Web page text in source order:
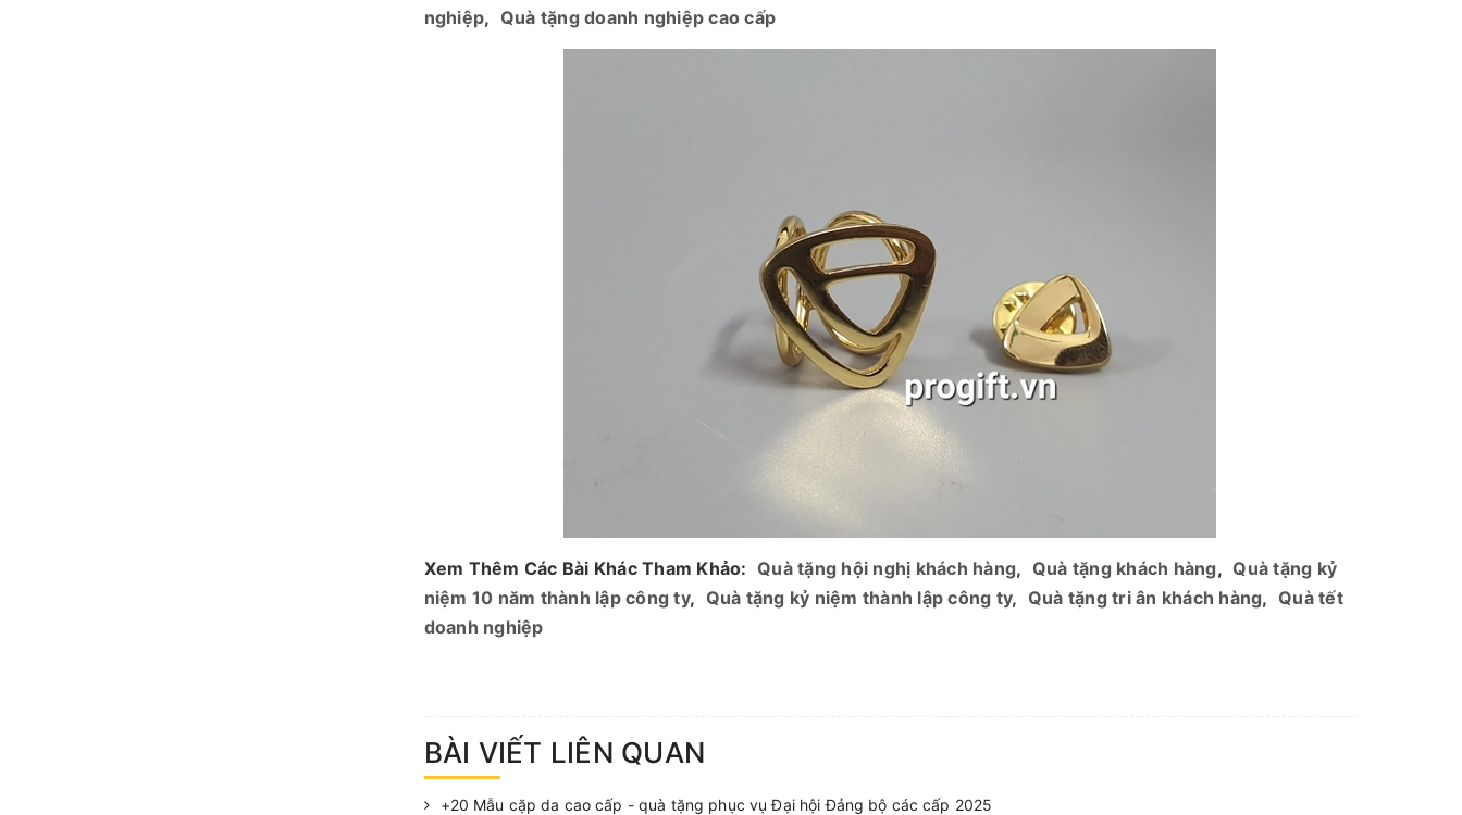
nghiệp, Quà tặng doanh nghiệp cao cấp
Xem Thêm Các Bài Khác Tham Khảo: Quà tặng hội nghị khách hàng, Quà tặng khách hàng, Quà tặng kỷ
niệm 10 năm thành lập công ty, Quà tặng kỷ niệm thành lập công ty, Quà tặng tri ân khách hàng, Quà tết
doanh nghiệp
BÀI VIẾT LIÊN QUAN
+20 Mẫu cặp da cao cấp - quà tặng phục vụ Đại hội Đảng bộ các cấp 2025